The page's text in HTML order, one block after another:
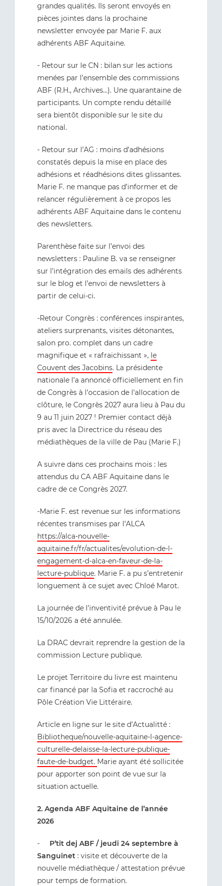
grandes qualités. Ils seront envoyés en
pièces jointes dans la prochaine
newsletter envoyée par Marie F. aux
adhérents ABF Aquitaine.
- Retour sur le CN : bilan sur les actions
menées par l’ensemble des commissions
ABF (R.H., Archives…). Une quarantaine de
participants. Un compte rendu détaillé
sera bientôt disponible sur le site du
national.
- Retour sur l’AG : moins d’adhésions
constatés depuis la mise en place des
adhésions et réadhésions dites glissantes.
Marie F. ne manque pas d’informer et de
relancer régulièrement à ce propos les
adhérents ABF Aquitaine dans le contenu
des newsletters.
Parenthèse faite sur l’envoi des
newsletters : Pauline B. va se renseigner
sur l’intégration des emails des adhérents
sur le blog et l’envoi de newsletters à
partir de celui-ci.
-Retour Congrès : conférences inspirantes,
ateliers surprenants, visites détonantes,
salon pro. complet dans un cadre
magnifique et « rafraichissant », le
Couvent des Jacobins. La présidente
nationale l’a annoncé officiellement en fin
de Congrès à l'occasion de l'allocation de
clôture, le Congrès 2027 aura lieu à Pau du
9 au 11 juin 2027 ! Premier contact déjà
pris avec la Directrice du réseau des
médiathèques de la ville de Pau (Marie F.)
A suivre dans ces prochains mois : les
attendus du CA ABF Aquitaine dans le
cadre de ce Congrès 2027.
-Marie F. est revenue sur les informations
récentes transmises par l’ALCA
https://alca-nouvelle-
aquitaine.fr/fr/actualites/evolution-de-l-
engagement-d-alca-en-faveur-de-la-
lecture-publique. Marie F. a pu s’entretenir
longuement à ce sujet avec Chloé Marot.
La journée de l’inventivité prévue à Pau le
15/10/2026 a été annulée.
La DRAC devrait reprendre la gestion de la
commission Lecture publique.
Le projet Territoire du livre est maintenu
car financé par la Sofia et raccroché au
Pôle Création Vie Littéraire.
Article en ligne sur le site d’Actualitté :
Bibliotheque/nouvelle-aquitaine-l-agence-
culturelle-delaisse-la-lecture-publique-
faute-de-budget. Marie ayant été sollicitée
pour apporter son point de vue sur la
situation actuelle.
2. Agenda ABF Aquitaine de l’année
2026
- P’tit dej ABF / jeudi 24 septembre à
Sanguinet : visite et découverte de la
nouvelle médiathèque / attestation prévue
pour temps de formation.